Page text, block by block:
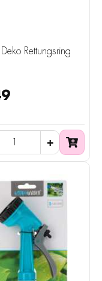
Rettungsring